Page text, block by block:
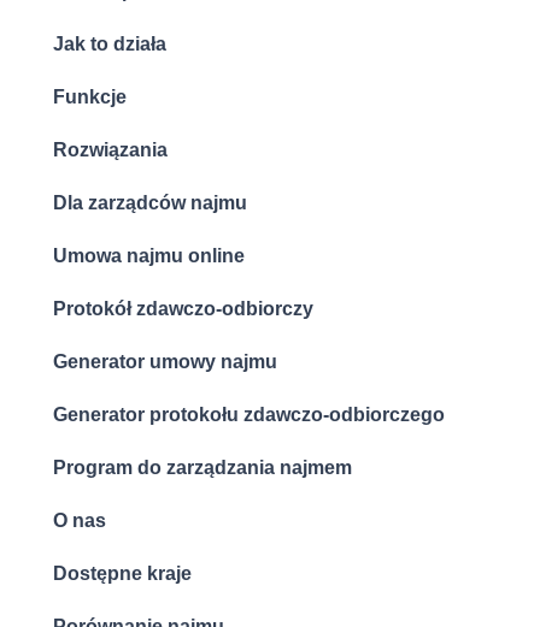
Jak to działa
Funkcje
Rozwiązania
Dla zarządców najmu
Umowa najmu online
Protokół zdawczo-odbiorczy
Generator umowy najmu
Generator protokołu zdawczo-odbiorczego
Program do zarządzania najmem
O nas
Dostępne kraje